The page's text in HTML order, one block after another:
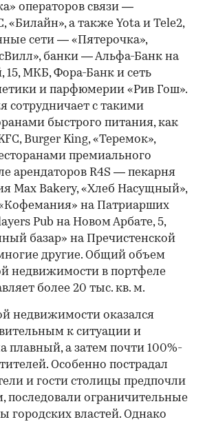
операторов связи —
«Билайн», а также Yota и Tele2,
сети — «Пятерочка»,
банки — Альфа-Банк на
МКБ, Фора-Банк и сеть
и парфюмерии «Рив Гош».
сотрудничает с такими
быстрого питания, как
Burger King, «Теремок»,
премиального
арендаторов R4S — пекарня
Max Bakery, «Хлеб Насущный»,
на Патриарших
Pub на Новом Арбате, 5,
базар» на Пречистенской
другие. Общий объем
недвижимости в портфеле
более 20 тыс. кв. м.
недвижимости оказался
к ситуации и
плавный, а затем почти 100%-
Особенно пострадал
и гости столицы предпочли
последовали ограничительные
городских властей. Однако